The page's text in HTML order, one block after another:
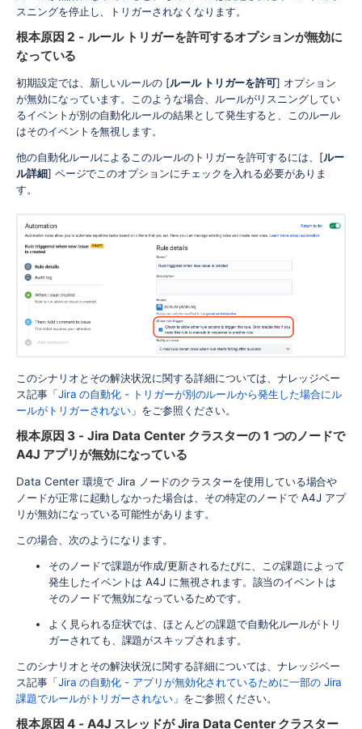
スニングを停止し、トリガーされなくなります。
根本原因 2 - ルール トリガーを許可するオプションが無効に
なっている
初期設定では、新しいルールの [ルール トリガーを許可] オプション
が無効になっています。このような場合、ルールがリスニングしてい
るイベントが別の自動化ルールの結果として発生すると、このルール
はそのイベントを無視します。
他の自動化ルールによるこのルールのトリガーを許可するには、[ルー
ル詳細] ページでこのオプションにチェックを入れる必要がありま
す。
このシナリオとその解決状況に関する詳細については、ナレッジベー
ス記事「Jira の自動化 - トリガーが別のルールから発生した場合にル
ールがトリガーされない 」をご参照ください。
根本原因 3 - Jira Data Center クラスターの 1 つのノードで
A4J アプリが無効になっている
Data Center 環境で Jira ノードのクラスターを使用している場合や
ノードが正常に起動しなかった場合は、その特定のノードで A4J アプ
リが無効になっている可能性があります。
この場合、次のようになります。
そのノードで課題が作成/更新されるたびに、この課題によって
発生したイベントは A4J に無視されます。該当のイベントは
そのノードで無効になっているためです。
よく見られる症状では、ほとんどの課題で自動化ルールがトリ
ガーされても、課題がスキップされます。
このシナリオとその解決状況に関する詳細については、ナレッジベー
ス記事「Jira の自動化 - アプリが無効化されているために一部の Jira
課題でルールがトリガーされない 」をご参照ください。
根本原因 4 - A4J スレッドが Jira Data Center クラスター